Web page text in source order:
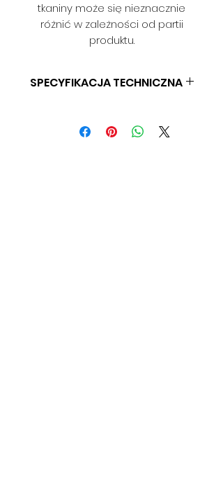
tkaniny może się nieznacznie
różnić w zależności od partii
produktu.
SPECYFIKACJA TECHNICZNA
GRAMATURA: 315 G/M2
SZEROKOŚĆ: 140 CM